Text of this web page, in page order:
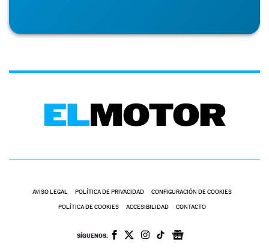
AVISO LEGAL POLÍTICA DE PRIVACIDAD CONFIGURACIÓN DE COOKIES
POLÍTICA DE COOKIES ACCESIBILIDAD CONTACTO
SÍGUENOS: